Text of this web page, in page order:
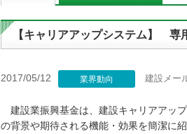
【キャリアアップシステム】 専
2017/05/12 業界動向 建設メー
建設業振興基金は、建設キャリアアッ
の背景や期待される機能・効果を簡潔に